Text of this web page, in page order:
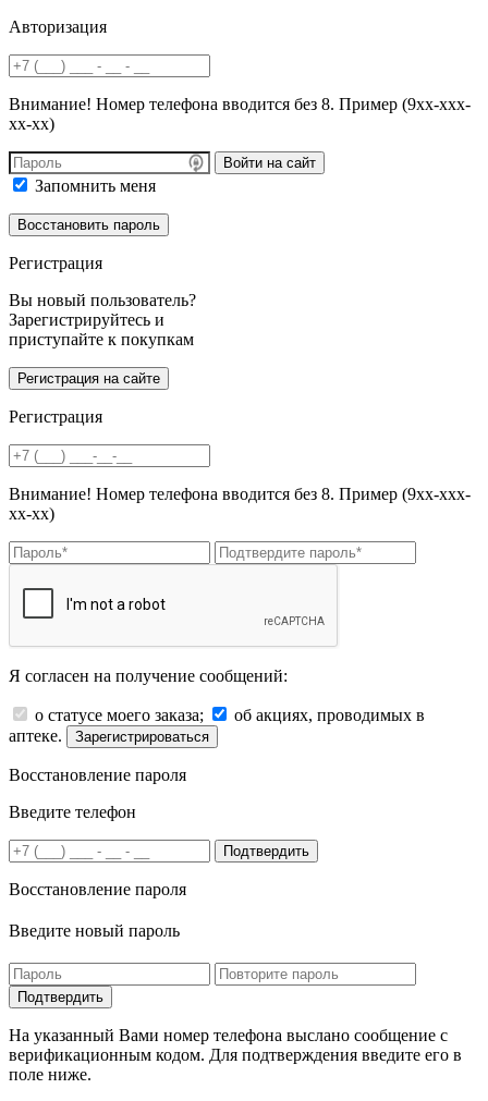
Авторизация
Внимание! Номер телефона вводится без 8. Пример (9хх-ххх-
хх-хх)
Войти на сайт
Запомнить меня
Регистрация
Вы новый пользователь?
Зарегистрируйтесь и
приступайте к покупкам
Регистрация
Внимание! Номер телефона вводится без 8. Пример (9хх-ххх-
хх-хх)
Я согласен на получение сообщений:
о статусе моего заказа;
об акциях, проводимых в
аптеке.
Зарегистрироваться
Восстановление пароля
Введите телефон
Подтвердить
Восстановление пароля
Введите новый пароль
На указанный Вами номер телефона выслано сообщение с
верификационным кодом. Для подтверждения введите его в
поле ниже.